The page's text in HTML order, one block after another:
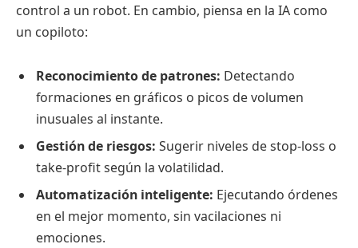
control a un robot. En cambio, piensa en la IA como
un copiloto:
Reconocimiento de patrones: Detectando
formaciones en gráficos o picos de volumen
inusuales al instante.
Gestión de riesgos: Sugerir niveles de stop-loss o
take-profit según la volatilidad.
Automatización inteligente: Ejecutando órdenes
en el mejor momento, sin vacilaciones ni
emociones.